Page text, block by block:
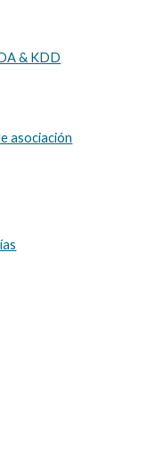
& KDD
asociación